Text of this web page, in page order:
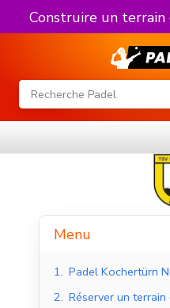
Construire un
Menu
1. Padel Kochertürn
2. Réserver un